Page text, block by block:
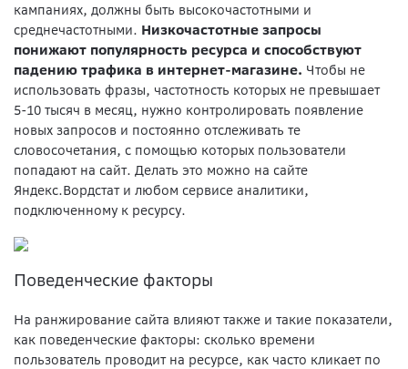
кампаниях, должны быть высокочастотными и
среднечастотными. Низкочастотные запросы
понижают популярность ресурса и способствуют
падению трафика в интернет-магазине. Чтобы не
использовать фразы, частотность которых не превышает
5-10 тысяч в месяц, нужно контролировать появление
новых запросов и постоянно отслеживать те
словосочетания, с помощью которых пользователи
попадают на сайт. Делать это можно на сайте
Яндекс.Вордстат и любом сервисе аналитики,
подключенному к ресурсу.
Поведенческие факторы
На ранжирование сайта влияют также и такие показатели,
как поведенческие факторы: сколько времени
пользователь проводит на ресурсе, как часто кликает по